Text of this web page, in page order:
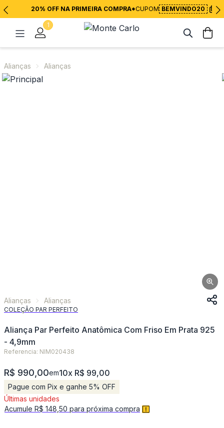
20% OFF NA PRIMEIRA COMPRA*CUPOM BEMVINDO20
1
Alianças Alianças
Alianças Alianças
COLEÇÃO PAR PERFEITO
Aliança Par Perfeito Anatômica Com Friso Em Prata 925
- 4,9mm
Referencia: NIM020438
R$ 990,00em10x R$ 99,00
Pague com Pix e ganhe 5% OFF
Últimas unidades
Acumule R$ 148,50 para próxima compra